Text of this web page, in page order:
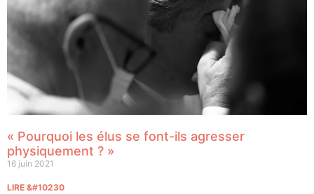
« Pourquoi les élus se font-ils agresser
physiquement ? »
16 juin 2021
LIRE &#10230